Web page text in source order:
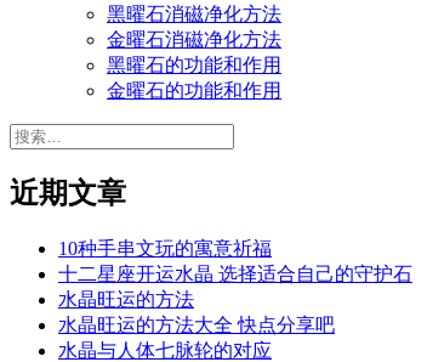
黑曜石消磁净化方法
金曜石消磁净化方法
黑曜石的功能和作用
金曜石的功能和作用
搜
近期文章
10种手串文玩的寓意祈福
十二星座开运水晶 选择适合自己的守护石
水晶旺运的方法
水晶旺运的方法大全 快点分享吧
水晶与人体七脉轮的对应